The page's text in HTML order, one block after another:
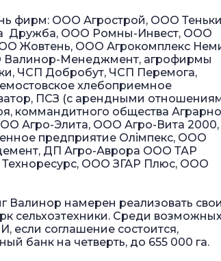
фирм: ООО Агрострой, ООО
Дружба, ООО Ромны-Инвест, ООО
Жовтень, ООО Агрокомплекс
Менеджмент, агрофирмы
ЧСП Добробут, ЧСП Перемога,
хлебоприемное
ПСЗ (с арендными
коммандитного общества
Агро-Элита, ООО Агро-Вита 2000,
предприятие Олімпекс, ООО
ДП Агро-Аврора ООО ТАР
ООО ЗГАР Плюс, ООО
Валинор намерен реализовать свои
сельхозтехники. Среди
если соглашение состоится,
банк на четверть, до 655 000 га.